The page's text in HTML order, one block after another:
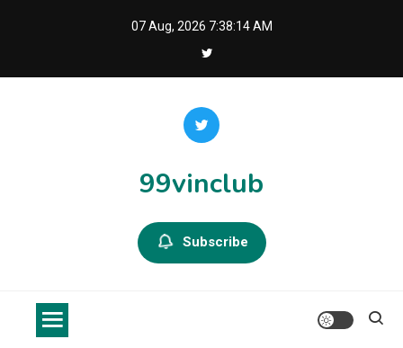
07 Aug, 2026 7:38:15 AM
99vinclub
Subscribe